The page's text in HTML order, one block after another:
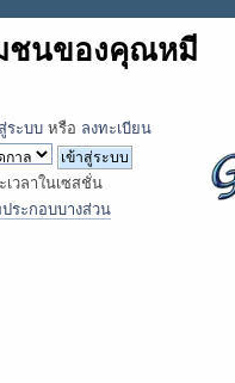
ชนของคุณหมี
ระบบ หรือ ลงทะเบียน
วลาในเซสชั่น
ระกอบบางส่วน